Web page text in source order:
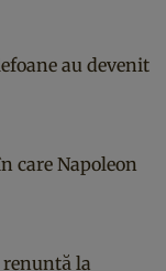
au devenit
care Napoleon
la